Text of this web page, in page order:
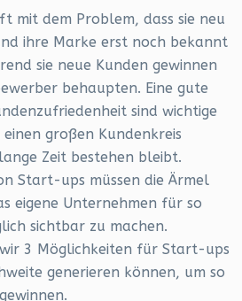
mit dem Problem, dass sie neu
ihre Marke erst noch bekannt
sie neue Kunden gewinnen
behaupten. Eine gute
sind wichtige
großen Kundenkreis
Zeit bestehen bleibt.
Start-ups müssen die Ärmel
eigene Unternehmen für so
sichtbar zu machen.
3 Möglichkeiten für Start-ups
generieren können, um so